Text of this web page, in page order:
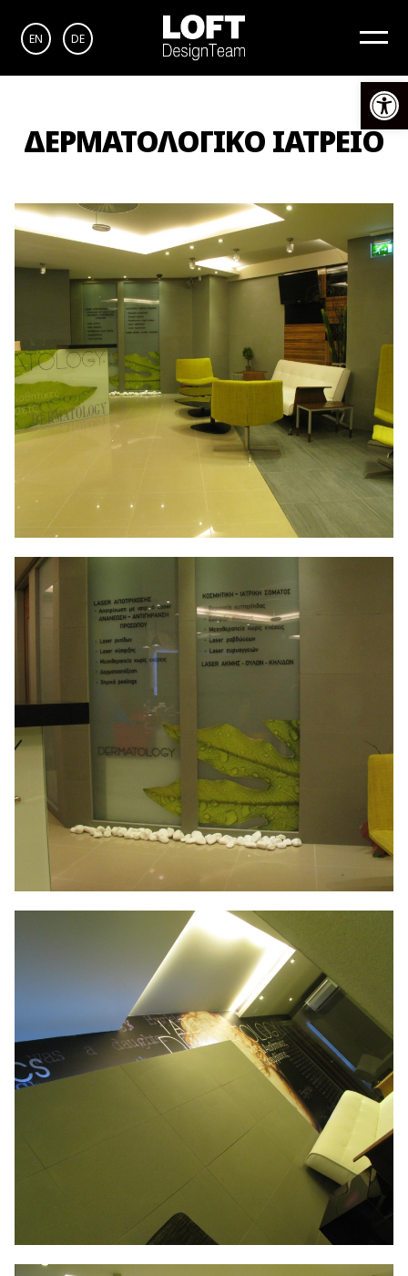
EN DE
ΔΕΡΜΑΤΟΛΟΓΙΚΟ ΙΑΤΡΕΙΟ